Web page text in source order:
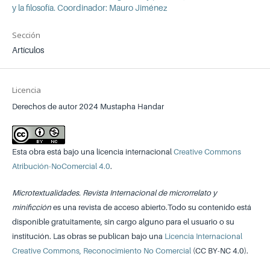
y la filosofía. Coordinador: Mauro Jiménez
Sección
Artículos
Licencia
Derechos de autor 2024 Mustapha Handar
Esta obra está bajo una licencia internacional Creative Commons
Atribución-NoComercial 4.0.
Microtextualidades. Revista Internacional de microrrelato y
minificciónes una revista de acceso abierto.Todo su contenido está
disponible gratuitamente, sin cargo alguno para el usuario o su
institución. Las obras se publican bajo una Licencia Internacional
Creative Commons, Reconocimiento No Comercial (CC BY-NC 4.0).